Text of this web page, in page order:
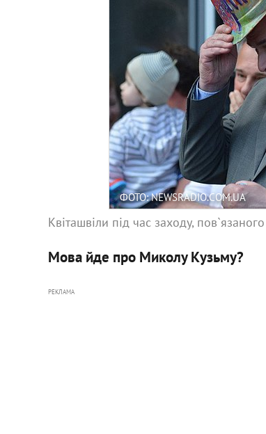
ФОТО: NEWSRADIO.COM.UA
Квіташвіли під час заходу,
Мова йде про Миколу Кузьму?
РЕКЛАМА